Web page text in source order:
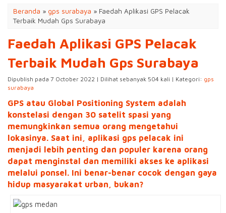
Beranda » gps surabaya » Faedah Aplikasi GPS Pelacak
Terbaik Mudah Gps Surabaya
Faedah Aplikasi GPS Pelacak
Terbaik Mudah Gps Surabaya
Dipublish pada 7 October 2022 | Dilihat sebanyak 504 kali | Kategori: gps
surabaya
GPS atau Global Positioning System adalah
konstelasi dengan 30 satelit spasi yang
memungkinkan semua orang mengetahui
lokasinya. Saat ini, aplikasi gps pelacak ini
menjadi lebih penting dan populer karena orang
dapat menginstal dan memiliki akses ke aplikasi
melalui ponsel. Ini benar-benar cocok dengan gaya
hidup masyarakat urban, bukan?